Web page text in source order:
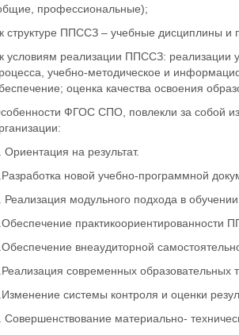
профессиональные);
структуре ППССЗ – учебные дисциплины
условиям реализации ППССЗ: реализации
учебно-методическое и
оценка качества освоения
ФГОС СПО, повлекли за собой
Ориентация на результат.
новой учебно-программной
Реализация модульного подхода в обучении.
практикоориентированности
внеаудиторной
современных образовательных
системы контроля и оценки
Совершенствование материально-